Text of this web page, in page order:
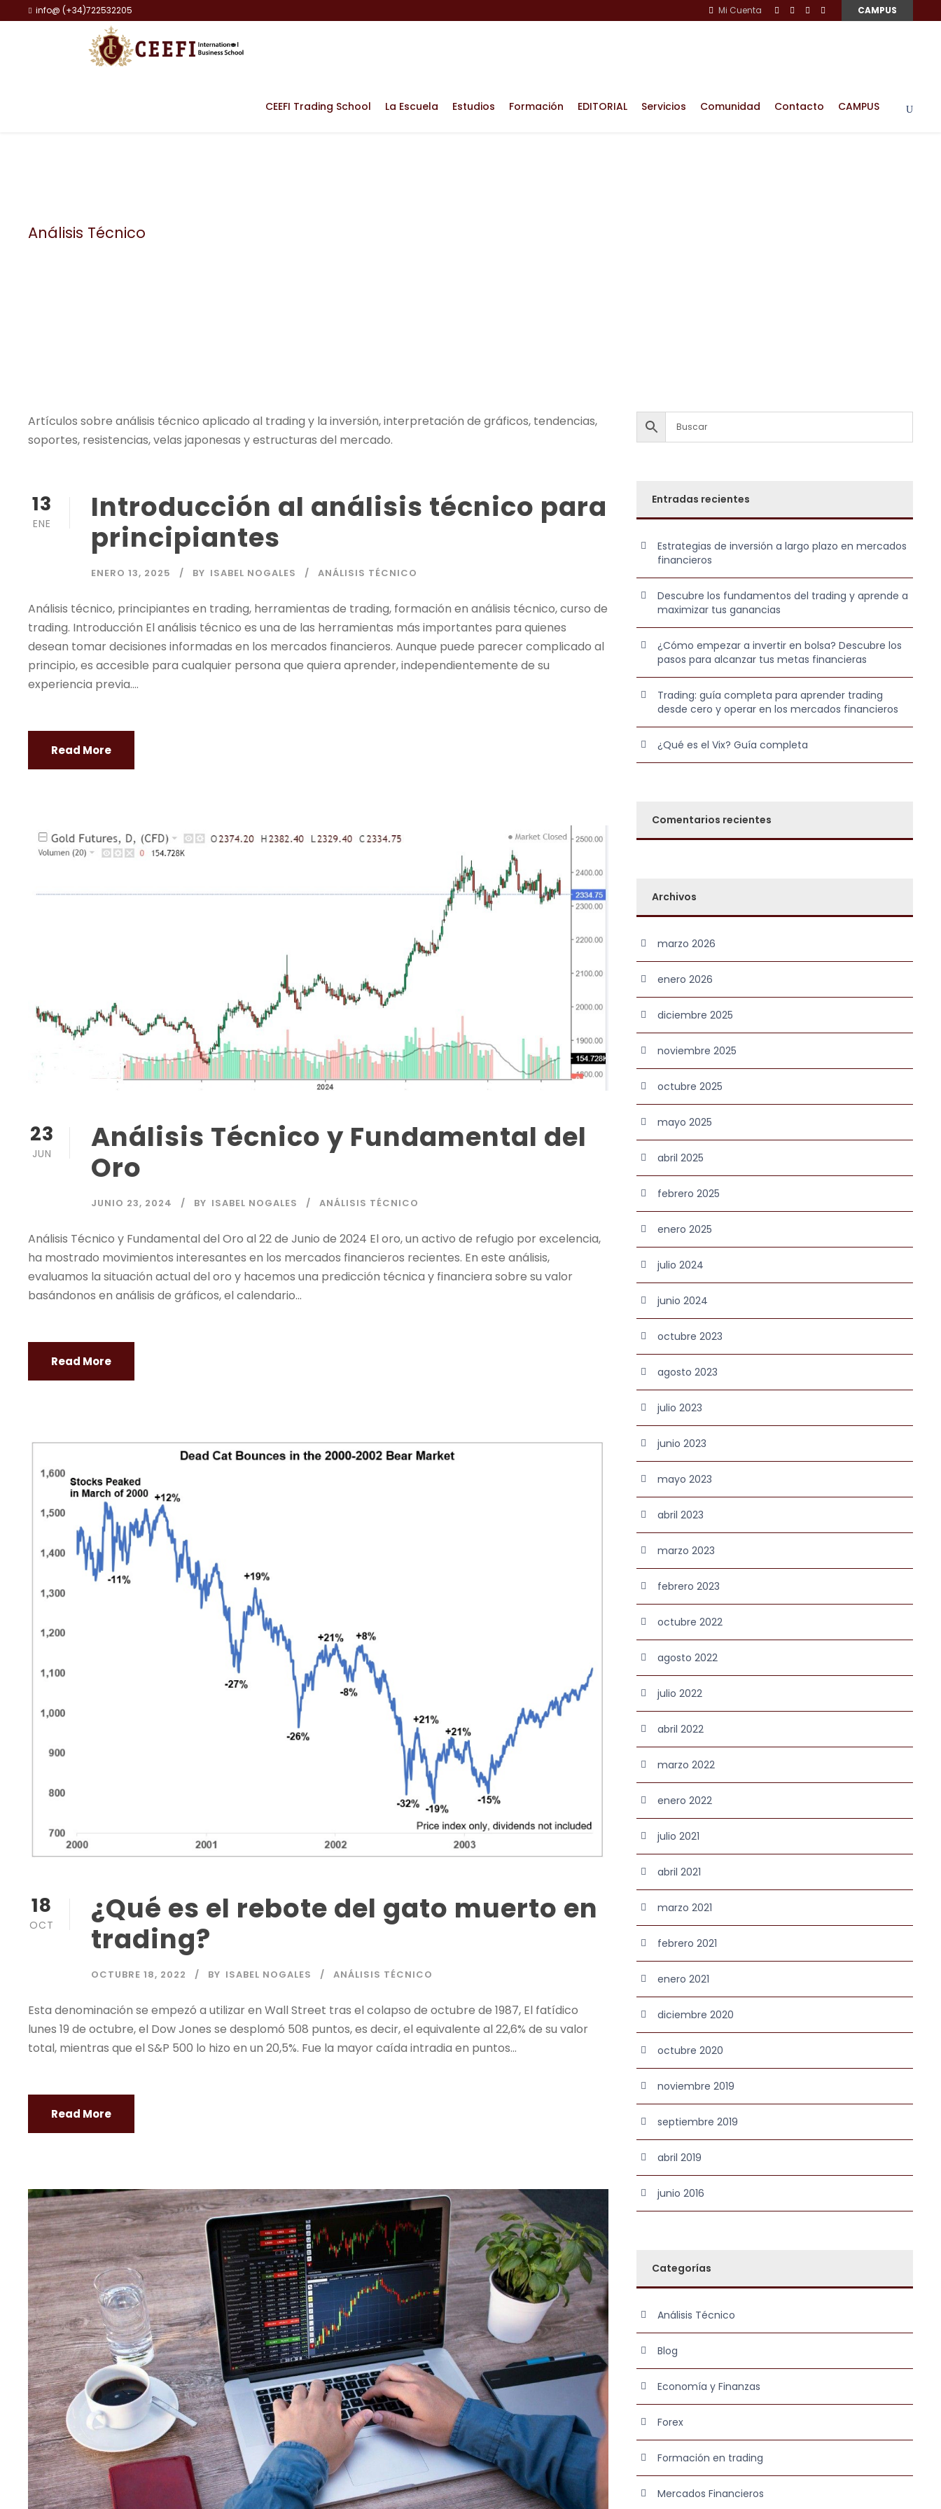
info@ (+34)722532205 Mi Cuenta CAMPUS
CEEFI Trading School La Escuela Estudios Formación EDITORIAL Servicios Comunidad Contacto CAMPUS
Análisis Técnico
Artículos sobre análisis técnico aplicado al trading y la inversión, interpretación de gráficos, tendencias,
soportes, resistencias, velas japonesas y estructuras del mercado.
13
ENE
Introducción al análisis técnico para
principiantes
ENERO 13, 2025 BY ISABEL NOGALES ANÁLISIS TÉCNICO
Análisis técnico, principiantes en trading, herramientas de trading, formación en análisis técnico, curso de
trading. Introducción El análisis técnico es una de las herramientas más importantes para quienes
desean tomar decisiones informadas en los mercados financieros. Aunque puede parecer complicado al
principio, es accesible para cualquier persona que quiera aprender, independientemente de su
experiencia previa....
Read More
23
JUN
Análisis Técnico y Fundamental del
Oro
JUNIO 23, 2024 BY ISABEL NOGALES ANÁLISIS TÉCNICO
Análisis Técnico y Fundamental del Oro al 22 de Junio de 2024 El oro, un activo de refugio por excelencia,
ha mostrado movimientos interesantes en los mercados financieros recientes. En este análisis,
evaluamos la situación actual del oro y hacemos una predicción técnica y financiera sobre su valor
basándonos en análisis de gráficos, el calendario...
Read More
18
OCT
¿Qué es el rebote del gato muerto en
trading?
OCTUBRE 18, 2022 BY ISABEL NOGALES ANÁLISIS TÉCNICO
Esta denominación se empezó a utilizar en Wall Street tras el colapso de octubre de 1987, El fatídico
lunes 19 de octubre, el Dow Jones se desplomó 508 puntos, es decir, el equivalente al 22,6% de su valor
total, mientras que el S&P 500 lo hizo en un 20,5%. Fue la mayor caída intradia en puntos...
Read More
Entradas recientes
Estrategias de inversión a largo plazo en mercados
financieros
Descubre los fundamentos del trading y aprende a
maximizar tus ganancias
¿Cómo empezar a invertir en bolsa? Descubre los
pasos para alcanzar tus metas financieras
Trading: guía completa para aprender trading
desde cero y operar en los mercados financieros
¿Qué es el Vix? Guía completa
Comentarios recientes
Archivos
marzo 2026
enero 2026
diciembre 2025
noviembre 2025
octubre 2025
mayo 2025
abril 2025
febrero 2025
enero 2025
julio 2024
junio 2024
octubre 2023
agosto 2023
julio 2023
junio 2023
mayo 2023
abril 2023
marzo 2023
febrero 2023
octubre 2022
agosto 2022
julio 2022
abril 2022
marzo 2022
enero 2022
julio 2021
abril 2021
marzo 2021
febrero 2021
enero 2021
diciembre 2020
octubre 2020
noviembre 2019
septiembre 2019
abril 2019
junio 2016
Categorías
Análisis Técnico
Blog
Economía y Finanzas
Forex
Formación en trading
Mercados Financieros